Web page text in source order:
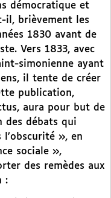
démocratique et
il, brièvement les
1830 avant de
Vers 1833, avec
simonienne ayant
il tente de créer
publication,
aura pour but de
des débats qui
l’obscurité », en
sociale »,
des remèdes aux
: